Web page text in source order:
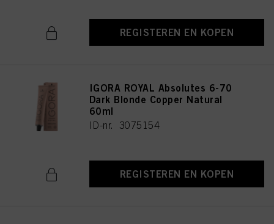
REGISTEREN EN KOPEN
IGORA ROYAL Absolutes 6-70
Dark Blonde Copper Natural
60ml
ID-nr. 3075154
REGISTEREN EN KOPEN